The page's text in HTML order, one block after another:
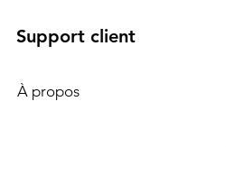
Support client
À propos